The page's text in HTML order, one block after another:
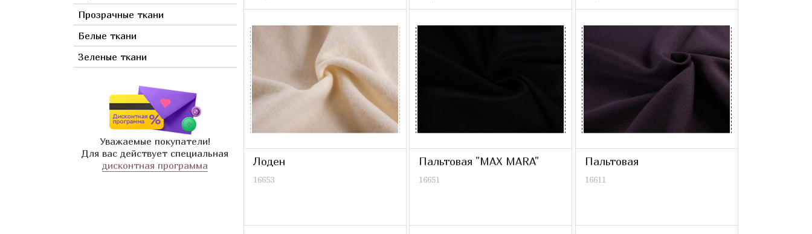
Фуксия
Хаки
Черный
Сиреневый
Молочный
Прозрачные ткани
Белые ткани
Зеленые ткани
Уважаемые покупатели!
Для вас действует специальная
дисконтная программа
Лоден
16653
Пальтовая "MAX MARA"
16651
Пальтовая
16611